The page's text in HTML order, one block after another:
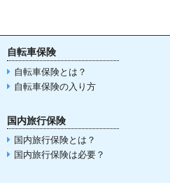
自転車保険
自転車保険とは？
自転車保険の入り方
国内旅行保険
国内旅行保険とは？
国内旅行保険は必要？